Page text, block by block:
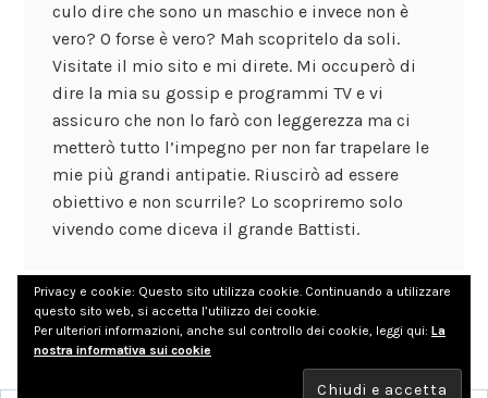
culo dire che sono un maschio e invece non è
vero? O forse è vero? Mah scopritelo da soli.
Visitate il mio sito e mi direte. Mi occuperò di
dire la mia su gossip e programmi TV e vi
assicuro che non lo farò con leggerezza ma ci
metterò tutto l’impegno per non far trapelare le
mie più grandi antipatie. Riuscirò ad essere
obiettivo e non scurrile? Lo scopriremo solo
vivendo come diceva il grande Battisti.
Non inviare le mie informazioni
Privacy e cookie: Questo sito utilizza cookie. Continuando a utilizzare
questo sito web, si accetta l’utilizzo dei cookie.
Per ulteriori informazioni, anche sul controllo dei cookie, leggi qui: La
nostra informativa sui cookie